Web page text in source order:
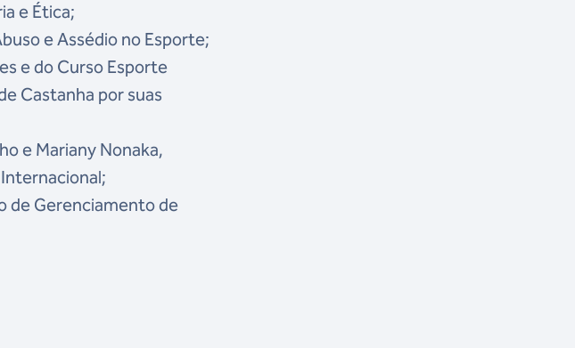
e Ética;
e Assédio no Esporte;
e do Curso Esporte
Castanha por suas
e Mariany Nonaka,
de Gerenciamento de